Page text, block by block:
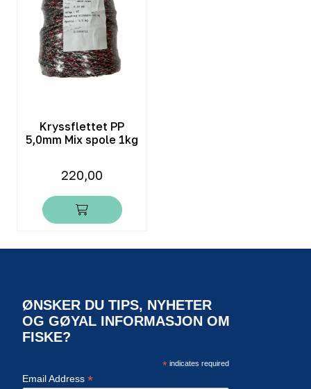
Kryssflettet PP
5,0mm Mix spole 1kg
220,00
ØNSKER DU TIPS, NYHETER
OG GØYAL INFORMASJON OM
FISKE?
*indicates required
Email Address *